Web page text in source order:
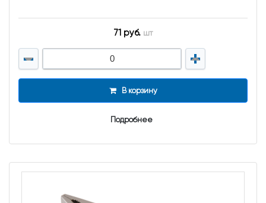
71 руб. шт
В корзину
Подробнее